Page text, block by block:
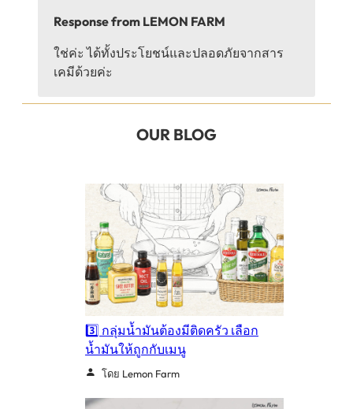
Response from LEMON FARM
ใช่ค่ะ ได้ทั้งประโยชน์และปลอดภัยจากสาร
เคมีด้วยค่ะ
OUR BLOG
3️⃣ กลุ่มน้ำมันต้องมีติดครัว เลือก
น้ำมันให้ถูกกับเมนู
โดย Lemon Farm